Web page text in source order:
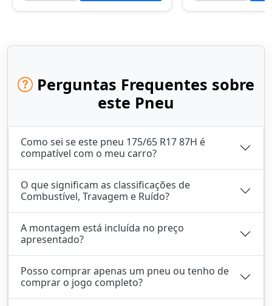
Perguntas Frequentes sobre
este Pneu
Como sei se este pneu 175/65 R17 87H é
compatível com o meu carro?
O que significam as classificações de
Combustível, Travagem e Ruído?
A montagem está incluída no preço
apresentado?
Posso comprar apenas um pneu ou tenho de
comprar o jogo completo?